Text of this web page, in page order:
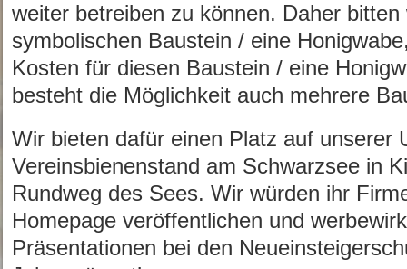
weiter betreiben zu können. Daher bitten
symbolischen Baustein / eine
Kosten für diesen Baustein / eine
besteht die Möglichkeit auch mehrere
Wir bieten dafür einen Platz auf unserer
Vereinsbienenstand am Schwarzsee in
Rundweg des Sees. Wir würden ihr
Homepage veröffentlichen und
Präsentationen bei den